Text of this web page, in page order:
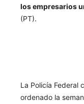
los empresarios
(PT).
La Policía Federal
ordenado la